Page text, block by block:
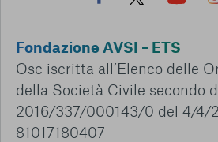
Fondazione AVSI – ETS
Osc iscritta all’Elenco delle
della Società Civile secondo
2016/337/000143/0 del 4/4/
81017180407